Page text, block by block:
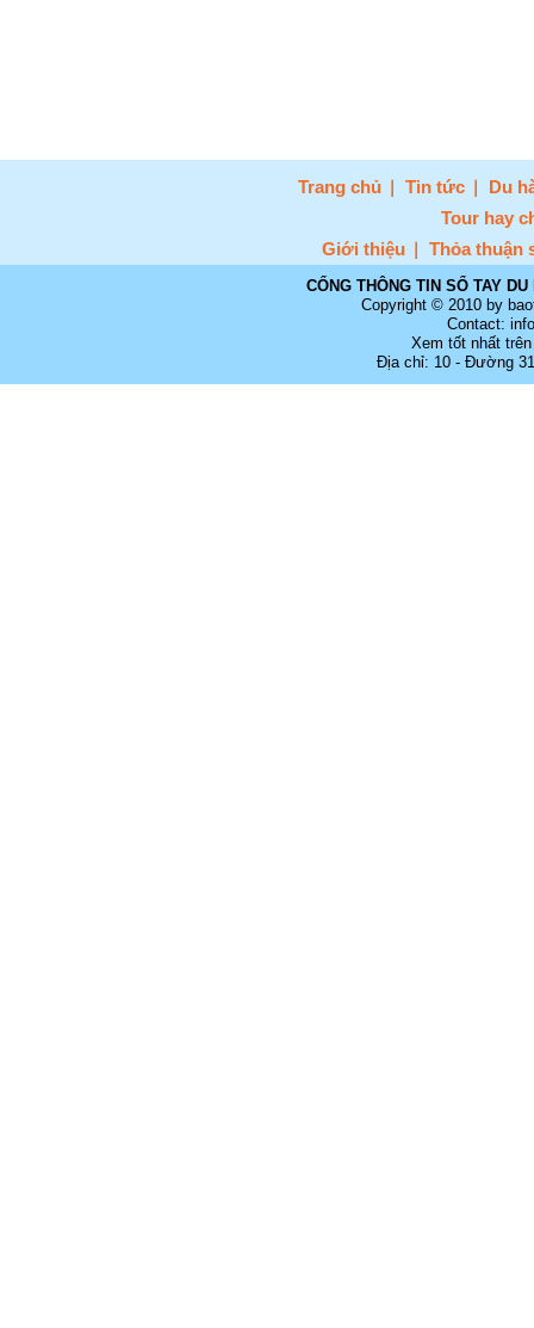
Trang chủ Tin tức
Du
Tour hay
Giới thiệu
Thỏa thuận
CỔNG THÔNG TIN SỔ TAY
Copyright © 2010 by
Contact:
Xem tốt nhất
Địa chỉ: 10 - Đường